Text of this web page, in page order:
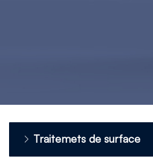
Traitemets de surface